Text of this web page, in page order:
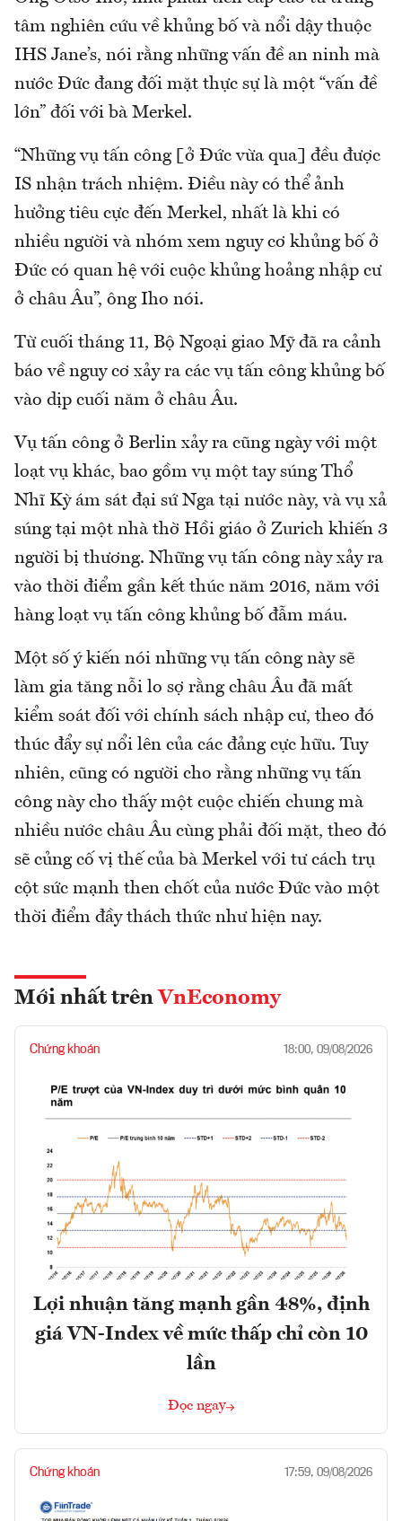
tâm nghiên cứu về khủng bố và nổi dậy thuộc
IHS Jane’s, nói rằng những vấn đề an ninh mà
nước Đức đang đối mặt thực sự là một “vấn đề
lớn” đối với bà Merkel.
“Những vụ tấn công [ở Đức vừa qua] đều được
IS nhận trách nhiệm. Điều này có thể ảnh
hưởng tiêu cực đến Merkel, nhất là khi có
nhiều người và nhóm xem nguy cơ khủng bố ở
Đức có quan hệ với cuộc khủng hoảng nhập cư
ở châu Âu”, ông Iho nói.
Từ cuối tháng 11, Bộ Ngoại giao Mỹ đã ra cảnh
báo về nguy cơ xảy ra các vụ tấn công khủng bố
vào dịp cuối năm ở châu Âu.
Vụ tấn công ở Berlin xảy ra cũng ngày với một
loạt vụ khác, bao gồm vụ một tay súng Thổ
Nhĩ Kỳ ám sát đại sứ Nga tại nước này, và vụ xả
súng tại một nhà thờ Hồi giáo ở Zurich khiến 3
người bị thương. Những vụ tấn công này xảy ra
vào thời điểm gần kết thúc năm 2016, năm với
hàng loạt vụ tấn công khủng bố đẫm máu.
Một số ý kiến nói những vụ tấn công này sẽ
làm gia tăng nỗi lo sợ rằng châu Âu đã mất
kiểm soát đối với chính sách nhập cư, theo đó
thúc đẩy sự nổi lên của các đảng cực hữu. Tuy
nhiên, cũng có người cho rằng những vụ tấn
công này cho thấy một cuộc chiến chung mà
nhiều nước châu Âu cùng phải đối mặt, theo đó
sẽ củng cố vị thế của bà Merkel với tư cách trụ
cột sức mạnh then chốt của nước Đức vào một
thời điểm đầy thách thức như hiện nay.
Mới nhất trên VnEconomy
Chứng khoán 18:00, 09/08/2026
Lợi nhuận tăng mạnh gần 48%, định
giá VN-Index về mức thấp chỉ còn 10
lần
Đọc ngay
Chứng khoán 17:59, 09/08/2026